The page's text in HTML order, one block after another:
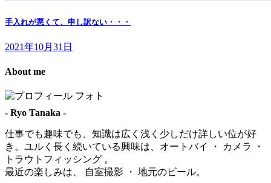
手入れが悪くて、申し訳ない・・・
2021年10月31日
About me
- Ryo Tanaka -
仕事でも趣味でも、知識は広く浅く少しだけ詳しい位が好
き。ユルく長く続いている興味は、オートバイ ・ カメラ ・
トラウトフィッシング 。
最近の楽しみは、 自室撮影 ・ 地元のビール。